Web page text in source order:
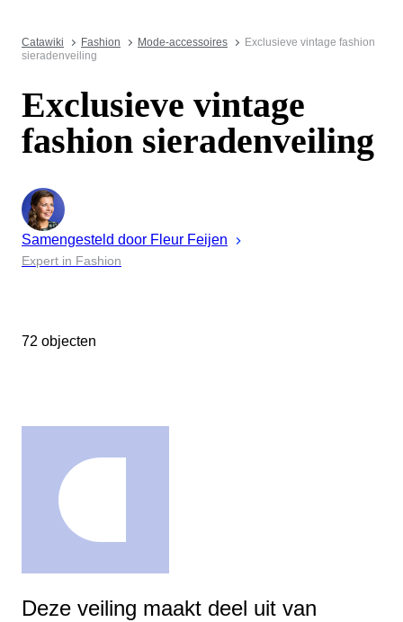
Catawiki Fashion Mode-accessoires
Exclusieve vintage fashion
sieradenveiling
Exclusieve vintage
fashion sieradenveiling
Samengesteld door Fleur Feijen
Expert in Fashion
72 objecten
Deze veiling maakt deel uit van